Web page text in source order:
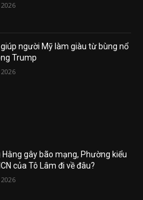
người Mỹ làm giàu từ bùng nổ
Trump
Hằng gây bão mạng, Phường kiểu
của Tô Lâm đi về đâu?